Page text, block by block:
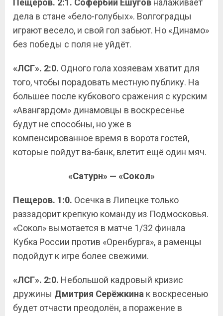
Пещеров. 2:1. Софербий Ешугов налаживает
дела в стане «бело-голубых». Волгоградцы
играют весело, и свой гол забьют. Но «Динамо»
без победы с поля не уйдёт.
«ЛСГ». 2:0. Одного гола хозяевам хватит для
того, чтобы порадовать местную публику. На
большее после кубкового сражения с курским
«Авангардом» динамовцы в воскресенье
будут не способны, но уже в
компенсированное время в ворота гостей,
которые пойдут ва-банк, влетит ещё один мяч.
«Сатурн» — «Сокол»
Пещеров. 1:0. Осечка в Липецке только
раззадорит крепкую команду из Подмосковья.
«Сокол» вымотается в матче 1/32 финала
Кубка России против «Оренбурга», а раменцы
подойдут к игре более свежими.
«ЛСГ». 2:0. Небольшой кадровый кризис
дружины Дмитрия Серёжкина к воскресенью
будет отчасти преодолён, а поражение в